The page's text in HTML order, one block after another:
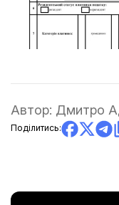
Автор: Дмитро
Поділитись: